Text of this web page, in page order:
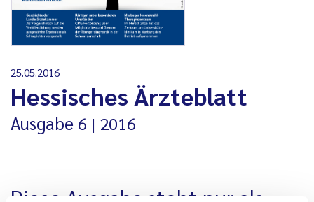
25.05.2016
Hessisches Ärzteblatt
Ausgabe 6 2016